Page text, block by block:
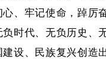
、牢记使命，踔厉
时代、无负历史、
设、民族复兴创造